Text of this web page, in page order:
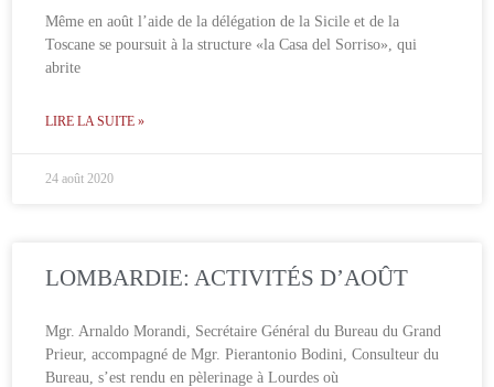
Même en août l’aide de la délégation de la Sicile et de la
Toscane se poursuit à la structure «la Casa del Sorriso», qui
abrite
LIRE LA SUITE »
24 août 2020
LOMBARDIE: ACTIVITÉS D’AOÛT
Mgr. Arnaldo Morandi, Secrétaire Général du Bureau du Grand
Prieur, accompagné de Mgr. Pierantonio Bodini, Consulteur du
Bureau, s’est rendu en pèlerinage à Lourdes où